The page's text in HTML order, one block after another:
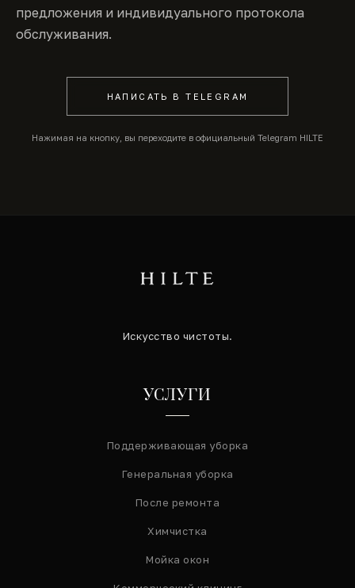
предложения и индивидуального протокола
обслуживания.
НАПИСАТЬ В TELEGRAM
Нажимая на кнопку, вы переходите в официальный Telegram HILTE
Искусство чистоты.
УСЛУГИ
Поддерживающая уборка
Генеральная уборка
После ремонта
Химчистка
Мойка окон